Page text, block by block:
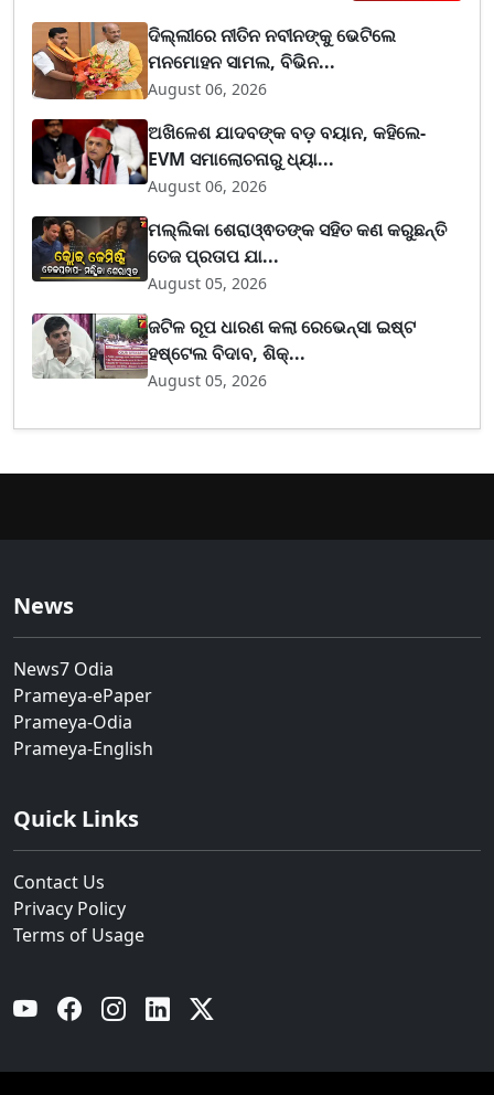
ଦିଲ୍ଲୀରେ ନୀତିନ ନବୀନଙ୍କୁ ଭେଟିଲେ
ମନମୋହନ ସାମଲ, ବିଭିନ...
August 06, 2026
ଅଖିଳେଶ ଯାଦବଙ୍କ ବଡ଼ ବୟାନ, କହିଲେ-
EVM ସମାଲୋଚନାରୁ ଧ୍ୟା...
August 06, 2026
ମଲ୍ଲିକା ଶେରାଓ୍ଵତଙ୍କ ସହିତ କଣ କରୁଛନ୍ତି
ତେଜ ପ୍ରତାପ ଯା...
August 05, 2026
ଜଟିଳ ରୂପ ଧାରଣ କଲା ରେଭେନ୍ସା ଇଷ୍ଟ
ହଷ୍ଟେଲ ବିଦାବ, ଶିକ୍...
August 05, 2026
News
News7 Odia
Prameya-ePaper
Prameya-Odia
Prameya-English
Quick Links
Contact Us
Privacy Policy
Terms of Usage
YouTube Facebook Instagram Linkedin